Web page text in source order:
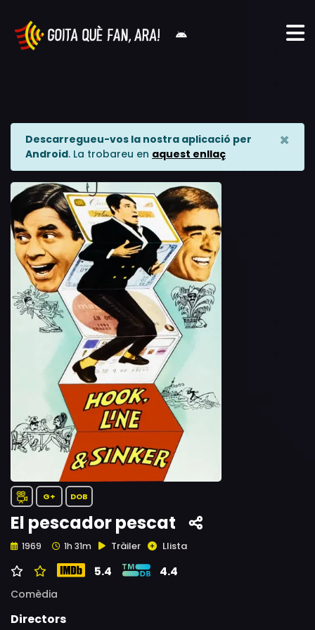
Descarregueu-vos la nostra aplicació per
Android. La trobareu en aquest enllaç
×
G+ DOB
El pescador pescat
1969 1h 31m Tràiler Llista
5.4 4.4
Comèdia
Directors